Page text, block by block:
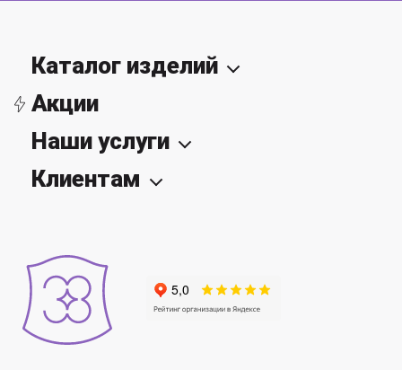
Каталог изделий
Акции
Наши услуги
Клиентам